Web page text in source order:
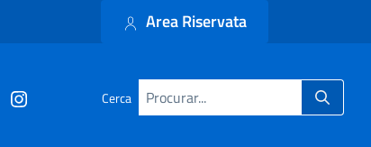
Area Riservata
Cerca